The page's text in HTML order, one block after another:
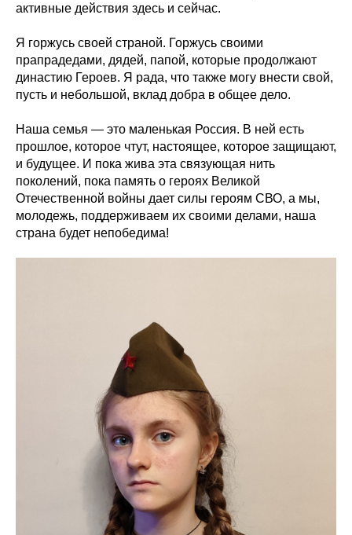
активные действия здесь и сейчас.
Я горжусь своей страной. Горжусь своими
прапрадедами, дядей, папой, которые продолжают
династию Героев. Я рада, что также могу внести свой,
пусть и небольшой, вклад добра в общее дело.
Наша семья — это маленькая Россия. В ней есть
прошлое, которое чтут, настоящее, которое защищают,
и будущее. И пока жива эта связующая нить
поколений, пока память о героях Великой
Отечественной войны дает силы героям СВО, а мы,
молодежь, поддерживаем их своими делами, наша
страна будет непобедима!